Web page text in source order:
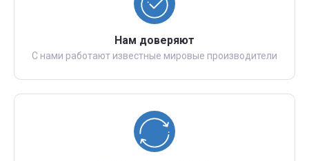
Нам доверяют
С нами работают известные мировые производители